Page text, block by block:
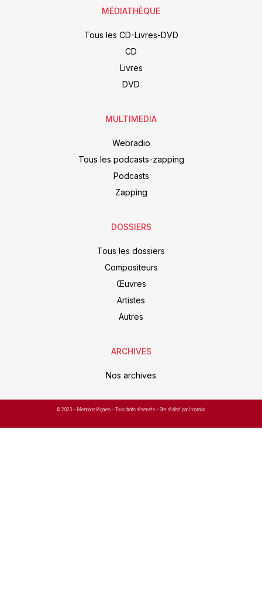
MÉDIATHÈQUE
Tous les CD-Livres-DVD
CD
Livres
DVD
MULTIMEDIA
Webradio
Tous les podcasts-zapping
Podcasts
Zapping
DOSSIERS
Tous les dossiers
Compositeurs
Œuvres
Artistes
Autres
ARCHIVES
Nos archives
© 2023 – Mentions légales – Tous droits réservés – Site réalisé par Improba